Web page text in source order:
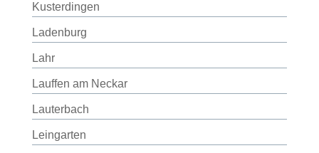
Kusterdingen
Ladenburg
Lahr
Lauffen am Neckar
Lauterbach
Leingarten